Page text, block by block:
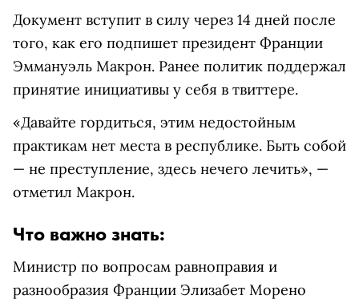
Документ вступит в силу через 14 дней после
того, как его подпишет президент Франции
Эммануэль Макрон. Ранее политик поддержал
принятие инициативы у себя в твиттере.
«Давайте гордиться, этим недостойным
практикам нет места в республике. Быть собой
— не преступление, здесь нечего лечить», —
отметил Макрон.
Что важно знать:
Министр по вопросам равноправия и
разнообразия Франции Элизабет Морено